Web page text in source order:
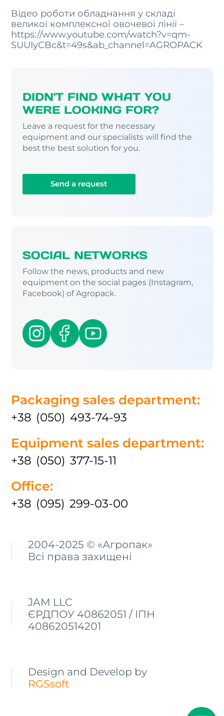
Відео роботи обладнання у складі
великої комплексної овочевої лінії –
https://www.youtube.com/watch?v=qm-
SUUIyCBc&t=49s&ab_channel=AGROPACK
DIDN'T FIND WHAT YOU
WERE LOOKING FOR?
Leave a request for the necessary
equipment and our specialists will find the
best the best solution for you.
Send a request
SOCIAL NETWORKS
Follow the news, products and new
equipment on the social pages (Instagram,
Facebook) of Agropack.
Packaging sales department:
+38 (050) 493-74-93
Equipment sales department:
+38 (050) 377-15-11
Office:
+38 (095) 299-03-00
2004-2025 © «Агропак»
Всі права захищені
JAM LLC
ЄРДПОУ 40862051 / ІПН
408620514201
Design and Develop by
RGSsoft